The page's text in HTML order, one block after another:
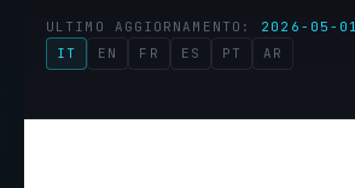
ULTIMO AGGIORNAMENTO: 2026-05-01
IT
EN FR ES PT AR